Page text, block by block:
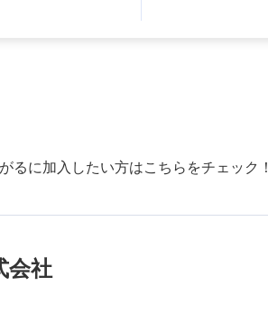
るに加入したい方はこちらをチェック！
会社